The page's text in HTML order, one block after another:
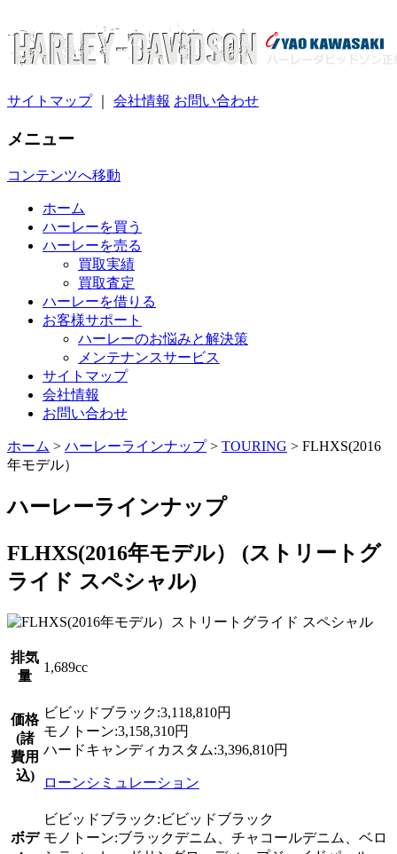
サイトマップ｜ 会社情報 お問い合わせ
メニュー
コンテンツへ移動
ホーム
ハーレーを買う
ハーレーを売る
買取実績
買取査定
ハーレーを借りる
お客様サポート
ハーレーのお悩みと解決策
メンテナンスサービス
サイトマップ
会社情報
お問い合わせ
ホーム > ハーレーラインナップ> TOURING > FLHXS(2016
年モデル）
ハーレーラインナップ
FLHXS(2016年モデル） (ストリートグ
ライド スペシャル)
排気
量
1,689cc
価格
(諸
費用
込)
ビビッドブラック:3,118,810円
モノトーン:3,158,310円
ハードキャンディカスタム:3,396,810円
ローンシミュレーション
ボデ
ビビッドブラック:ビビッドブラック
モノトーン:ブラックデニム、チャコールデニム、ベロ